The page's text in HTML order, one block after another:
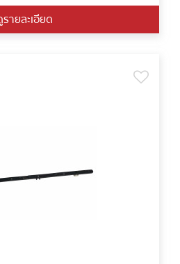
ายละเอียด